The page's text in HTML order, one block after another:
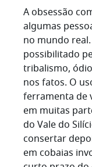
A obsessão
algumas
no mundo
possibilitado
tribalismo,
nos fatos. O
ferramenta de
em muitas
do Vale do
consertar
em cobaias